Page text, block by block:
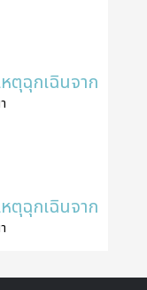
ตุฉุกเฉินจาก
ตุฉุกเฉินจาก